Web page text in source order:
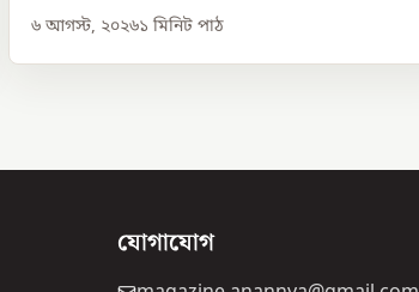
৬ আগস্ট, ২০২৬১ মিনিট পাঠ
যোগাযোগ